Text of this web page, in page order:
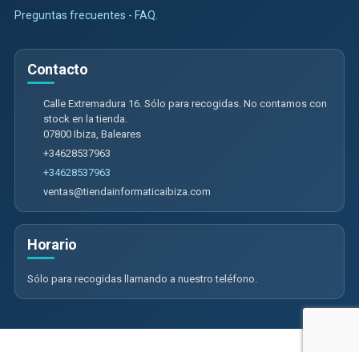
Preguntas frecuentes - FAQ.
Contacto
Calle Extremadura 16. Sólo para recogidas. No contamos con
stock en la tienda.
07800 Ibiza Baleares
+34628537963
+34628537963
ventas@tiendainformaticaibiza.com
Horario
Sólo para recogidas llamando a nuestro teléfono.